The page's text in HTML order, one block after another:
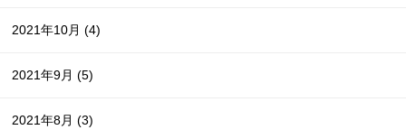
2021年10月(4)
2021年9月(5)
2021年8月(3)